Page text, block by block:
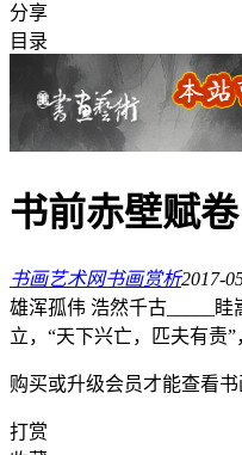
分享
目录
书前赤壁赋卷
书画艺术网书画赏析2017-
雄浑孤伟 浩然千古_____
立，“天下兴亡，匹夫有责
购买或升级会员才能查看
打赏